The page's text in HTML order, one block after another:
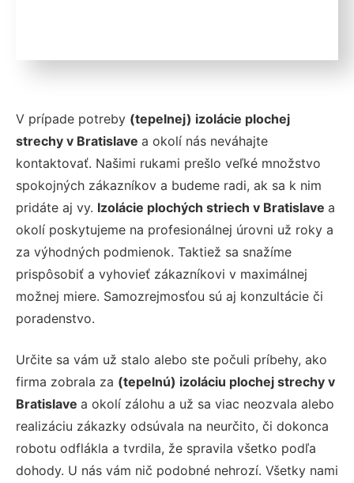
V prípade potreby (tepelnej) izolácie plochej
strechy v Bratislave a okolí nás neváhajte
kontaktovať. Našimi rukami prešlo veľké množstvo
spokojných zákazníkov a budeme radi, ak sa k nim
pridáte aj vy. Izolácie plochých striech v Bratislave a
okolí poskytujeme na profesionálnej úrovni už roky a
za výhodných podmienok. Taktiež sa snažíme
prispôsobiť a vyhovieť zákazníkovi v maximálnej
možnej miere. Samozrejmosťou sú aj konzultácie či
poradenstvo.
Určite sa vám už stalo alebo ste počuli príbehy, ako
firma zobrala za (tepelnú) izoláciu plochej strechy v
Bratislave a okolí zálohu a už sa viac neozvala alebo
realizáciu zákazky odsúvala na neurčito, či dokonca
robotu odflákla a tvrdila, že spravila všetko podľa
dohody. U nás vám nič podobné nehrozí. Všetky nami